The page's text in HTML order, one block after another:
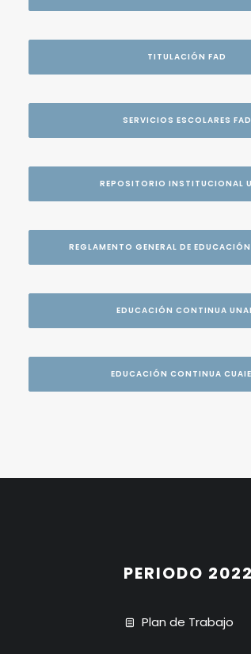
TITULACIÓN FAD
SERVICIOS ESCOLARES FAD
REPOSITORIO INSTITUCIONAL
REGLAMENTO GENERAL DE
EDUCACIÓN CONTINUA
EDUCACIÓN CONTINUA
PERIODO
Plan de Trabajo